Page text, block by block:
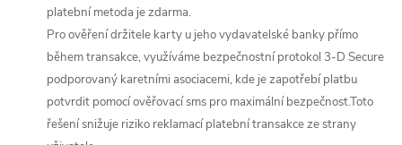
platební metoda je zdarma.
Pro ověření držitele karty u jeho vydavatelské banky přímo
během transakce, využíváme bezpečnostní protokol 3-D Secure
podporovaný karetními asociacemi, kde je zapotřebí platbu
potvrdit pomocí ověřovací sms pro maximální bezpečnost.Toto
řešení snižuje riziko reklamací platební transakce ze strany